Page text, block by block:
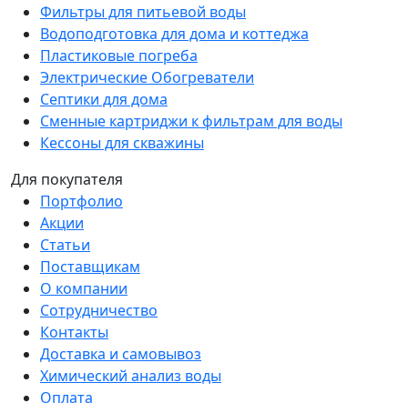
Фильтры для питьевой воды
Водоподготовка для дома и коттеджа
Пластиковые погреба
Электрические Обогреватели
Септики для дома
Сменные картриджи к фильтрам для воды
Кессоны для скважины
Для покупателя
Портфолио
Акции
Статьи
Поставщикам
О компании
Сотрудничество
Контакты
Доставка и самовывоз
Химический анализ воды
Оплата